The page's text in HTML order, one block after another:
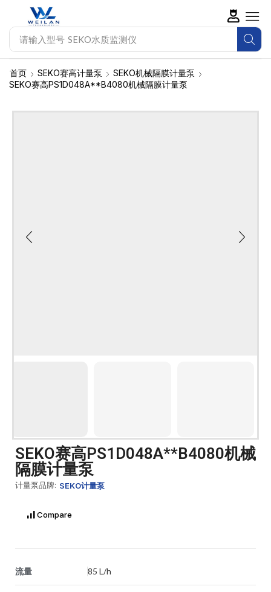
请输入型号 帕斯菲达计量泵
首页 SEKO赛高计量泵
SEKO机械隔膜计量泵
SEKO赛高PS1D048A**B4080机械隔膜计量泵
SEKO赛高PS1D048A**B4080机械
隔膜计量泵
计量泵品牌: SEKO计量泵
Compare
流量 85 L/h